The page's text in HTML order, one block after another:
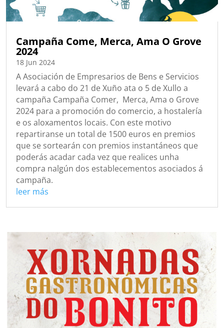
Campaña Come, Merca, Ama O Grove
2024
18 Jun 2024
A Asociación de Empresarios de Bens e Servicios
levará a cabo do 21 de Xuño ata o 5 de Xullo a
campaña Campaña Comer, Merca, Ama o Grove
2024 para a promoción do comercio, a hostalería
e os aloxamentos locais. Con este motivo
repartiranse un total de 1500 euros en premios
que se sortearán con premios instantáneos que
poderás acadar cada vez que realices unha
compra nalgún dos establecementos asociados á
campaña.
leer más